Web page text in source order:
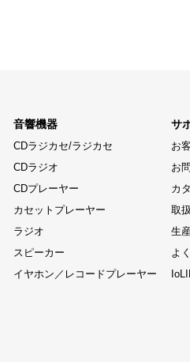
音響機器
CDラジカセ/ラジカセ
CDラジオ
CDプレーヤー
カセットプレーヤー
ラジオ
スピーカー
イヤホン／レコードプレーヤー
サ
お
お
カ
取
生
よ